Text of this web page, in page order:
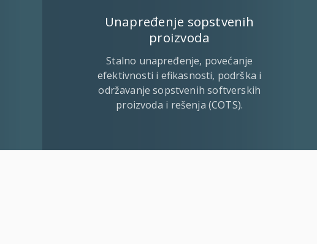
Unapređenje sopstvenih
proizvoda
Stalno unapređenje, povećanje
efektivnosti i efikasnosti, podrška i
održavanje sopstvenih softverskih
proizvoda i rešenja (COTS).